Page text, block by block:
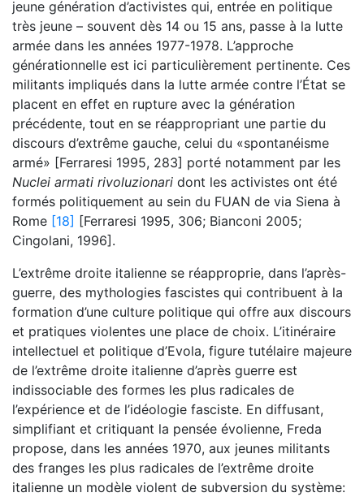
jeune génération d’activistes qui, entrée en politique
très jeune – souvent dès 14 ou 15 ans, passe à la lutte
armée dans les années 1977-1978. L’approche
générationnelle est ici particulièrement pertinente. Ces
militants impliqués dans la lutte armée contre l’État se
placent en effet en rupture avec la génération
précédente, tout en se réappropriant une partie du
discours d’extrême gauche, celui du «spontanéisme
armé» [Ferraresi 1995, 283] porté notamment par les
Nuclei armati rivoluzionari dont les activistes ont été
formés politiquement au sein du FUAN de via Siena à
Rome [18] [Ferraresi 1995, 306; Bianconi 2005;
Cingolani, 1996].
L’extrême droite italienne se réapproprie, dans l’après-
guerre, des mythologies fascistes qui contribuent à la
formation d’une culture politique qui offre aux discours
et pratiques violentes une place de choix. L’itinéraire
intellectuel et politique d’Evola, figure tutélaire majeure
de l’extrême droite italienne d’après guerre est
indissociable des formes les plus radicales de
l’expérience et de l’idéologie fasciste. En diffusant,
simplifiant et critiquant la pensée évolienne, Freda
propose, dans les années 1970, aux jeunes militants
des franges les plus radicales de l’extrême droite
italienne un modèle violent de subversion du système: